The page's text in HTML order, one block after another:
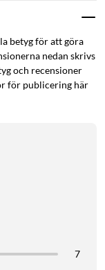
i skottsäkert
från
videohistorik via
husdjur och
betyg för att göra
nedan skrivs
och recensioner
för publicering här
7